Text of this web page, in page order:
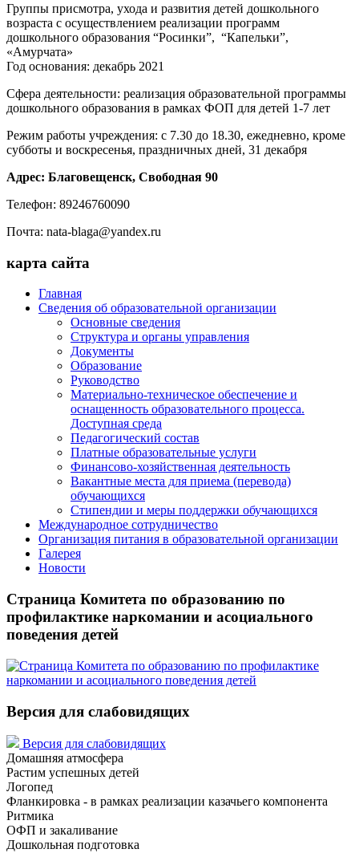
Группы присмотра, ухода и развития детей дошкольного
возраста с осуществлением реализации программ
дошкольного образования “Росинки”, “Капельки”,
«Амурчата»
Год основания: декабрь 2021
Сфера деятельности: реализация образовательной программы
дошкольного образования в рамках ФОП для детей 1-7 лет
Режим работы учреждения: с 7.30 до 18.30, ежедневно, кроме
субботы и воскресенья, праздничных дней, 31 декабря
Адрес: Благовещенск, Свободная 90
Телефон: 89246760090
Почта: nata-blaga@yandex.ru
карта сайта
Главная
Сведения об образовательной организации
Основные сведения
Структура и органы управления
Документы
Образование
Руководство
Материально-техническое обеспечение и
оснащенность образовательного процесса.
Доступная среда
Педагогический состав
Платные образовательные услуги
Финансово-хозяйственная деятельность
Вакантные места для приема (перевода)
обучающихся
Стипендии и меры поддержки обучающихся
Международное сотрудничество
Организация питания в образовательной организации
Галерея
Новости
Страница Комитета по образованию по
профилактике наркомании и асоциального
поведения детей
Версия для слабовидящих
Версия для слабовидящих
Домашняя атмосфера
Растим успешных детей
Логопед
Фланкировка - в рамках реализации казачьего компонента
Ритмика
ОФП и закаливание
Дошкольная подготовка